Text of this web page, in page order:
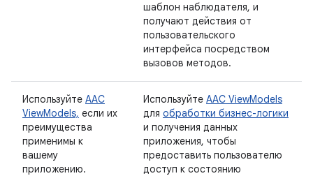
шаблон наблюдателя, и
получают действия от
пользовательского
интерфейса посредством
вызовов методов.
Используйте AAC
ViewModels, если их
преимущества
применимы к
вашему
приложению.
Используйте AAC ViewModels
для обработки бизнес-логики
и получения данных
приложения, чтобы
предоставить пользователю
доступ к состоянию